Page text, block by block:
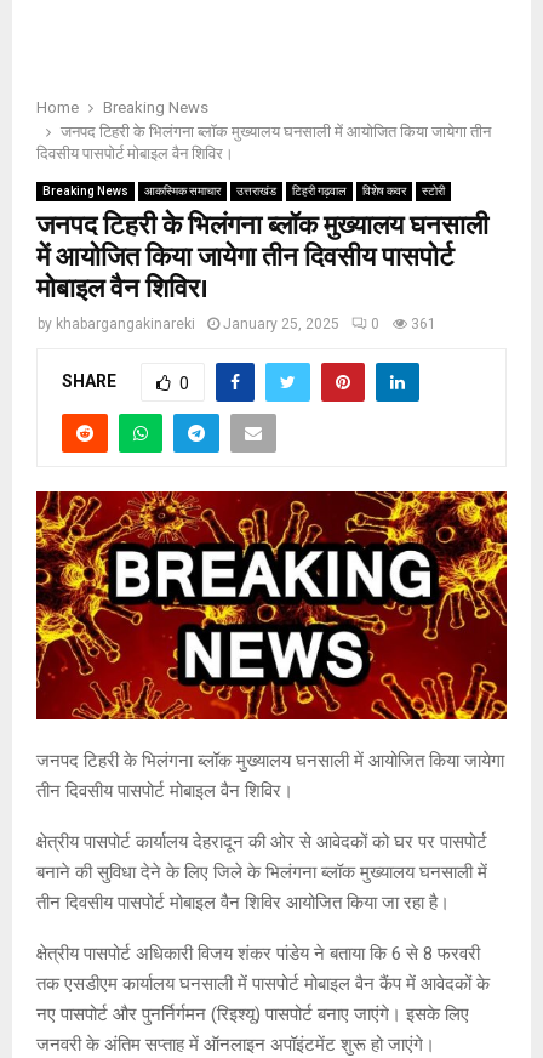
Home
Breaking News
जनपद टिहरी के भिलंगना ब्लॉक मुख्यालय घनसाली में आयोजित किया जायेगा तीन
दिवसीय पासपोर्ट मोबाइल वैन शिविर।
Breaking News आकस्मिक समाचार उत्तराखंड टिहरी गढ़वाल विशेष कवर स्टोरी
जनपद टिहरी के भिलंगना ब्लॉक मुख्यालय घनसाली
में आयोजित किया जायेगा तीन दिवसीय पासपोर्ट
मोबाइल वैन शिविर।
by khabargangakinareki January 25, 2025 0 361
SHARE 0
जनपद टिहरी के भिलंगना ब्लॉक मुख्यालय घनसाली में आयोजित किया जायेगा
तीन दिवसीय पासपोर्ट मोबाइल वैन शिविर।
क्षेत्रीय पासपोर्ट कार्यालय देहरादून की ओर से आवेदकों को घर पर पासपोर्ट
बनाने की सुविधा देने के लिए जिले के भिलंगना ब्लॉक मुख्यालय घनसाली में
तीन दिवसीय पासपोर्ट मोबाइल वैन शिविर आयोजित किया जा रहा है।
क्षेत्रीय पासपोर्ट अधिकारी विजय शंकर पांडेय ने बताया कि 6 से 8 फरवरी
तक एसडीएम कार्यालय घनसाली में पासपोर्ट मोबाइल वैन कैंप में आवेदकों के
नए पासपोर्ट और पुनर्निर्गमन (रिइश्यू) पासपोर्ट बनाए जाएंगे। इसके लिए
जनवरी के अंतिम सप्ताह में ऑनलाइन अपॉइंटमेंट शुरू हो जाएंगे।